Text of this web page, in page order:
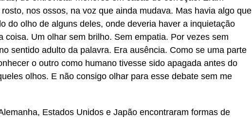
nos ossos, na voz que ainda mudava. Mas havia algo que
do olho de alguns deles, onde deveria haver a inquietação
coisa. Um olhar sem brilho. Sem empatia. Por vezes sem
sentido adulto da palavra. Era ausência. Como se uma parte
o outro como humano tivesse sido apagada antes do
olhos. E não consigo olhar para esse debate sem me
Estados Unidos e Japão encontraram formas de